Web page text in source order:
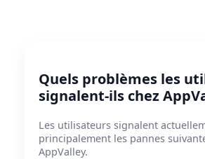
Quels problèmes les
signalent-ils chez
Les utilisateurs signalent
principalement les pannes
AppValley.